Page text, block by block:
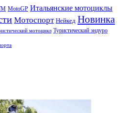
MotoGP Итальянские мотоциклы
Мотоспорт Нейкед Новинка
мотоцикл Туристический эндуро